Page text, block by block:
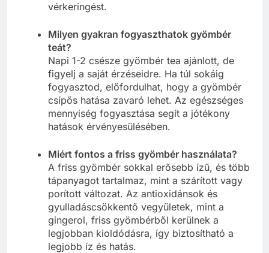
vérkeringést.
Milyen gyakran fogyaszthatok gyömbér
teát?
Napi 1-2 csésze gyömbér tea ajánlott, de
figyelj a saját érzéseidre. Ha túl sokáig
fogyasztod, előfordulhat, hogy a gyömbér
csípős hatása zavaró lehet. Az egészséges
mennyiség fogyasztása segít a jótékony
hatások érvényesülésében.
Miért fontos a friss gyömbér használata?
A friss gyömbér sokkal erősebb ízű, és több
tápanyagot tartalmaz, mint a szárított vagy
porított változat. Az antioxidánsok és
gyulladáscsökkentő vegyületek, mint a
gingerol, friss gyömbérből kerülnek a
legjobban kioldódásra, így biztosítható a
legjobb íz és hatás.